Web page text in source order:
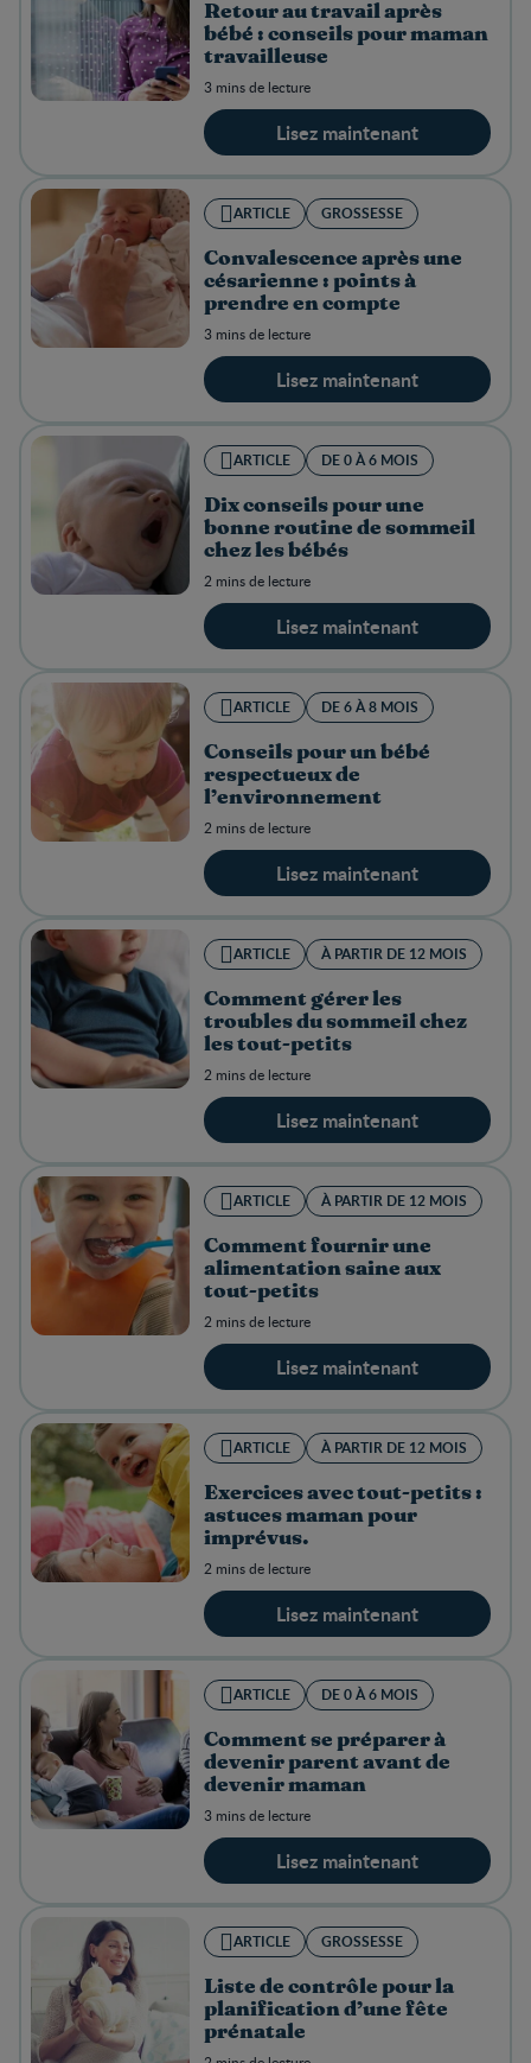
Retour au travail après
bébé : conseils pour maman
travailleuse
3 mins de lecture
Lisez maintenant
ARTICLE GROSSESSE
Convalescence après une
césarienne : points à
prendre en compte
3 mins de lecture
Lisez maintenant
ARTICLE DE 0 À 6 MOIS
Dix conseils pour une
bonne routine de sommeil
chez les bébés
2 mins de lecture
Lisez maintenant
ARTICLE DE 6 À 8 MOIS
Conseils pour un bébé
respectueux de
l’environnement
2 mins de lecture
Lisez maintenant
ARTICLE À PARTIR DE 12 MOIS
Comment gérer les
troubles du sommeil chez
les tout-petits
2 mins de lecture
Lisez maintenant
ARTICLE À PARTIR DE 12 MOIS
Comment fournir une
alimentation saine aux
tout-petits
2 mins de lecture
Lisez maintenant
ARTICLE À PARTIR DE 12 MOIS
Exercices avec tout-petits :
astuces maman pour
imprévus.
2 mins de lecture
Lisez maintenant
ARTICLE DE 0 À 6 MOIS
Comment se préparer à
devenir parent avant de
devenir maman
3 mins de lecture
Lisez maintenant
ARTICLE GROSSESSE
Liste de contrôle pour la
planification d’une fête
prénatale